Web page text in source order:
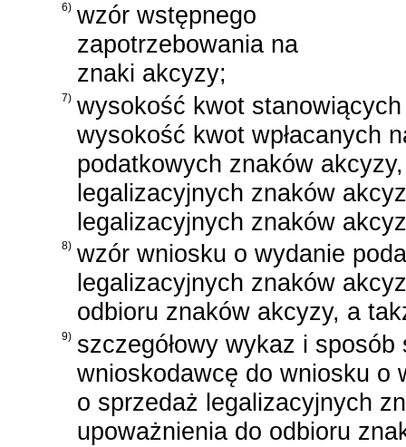
6) wzór wstępnego
zapotrzebowania na
znaki akcyzy;
7) wysokość kwot
wysokość kwot wpłacanych
podatkowych znaków
legalizacyjnych znaków
legalizacyjnych znaków
8) wzór wniosku o wydanie
legalizacyjnych znaków
odbioru znaków akcyzy, a
9) szczegółowy wykaz i sposób
wnioskodawcę do wniosku o
o sprzedaż legalizacyjnych
upoważnienia do odbioru